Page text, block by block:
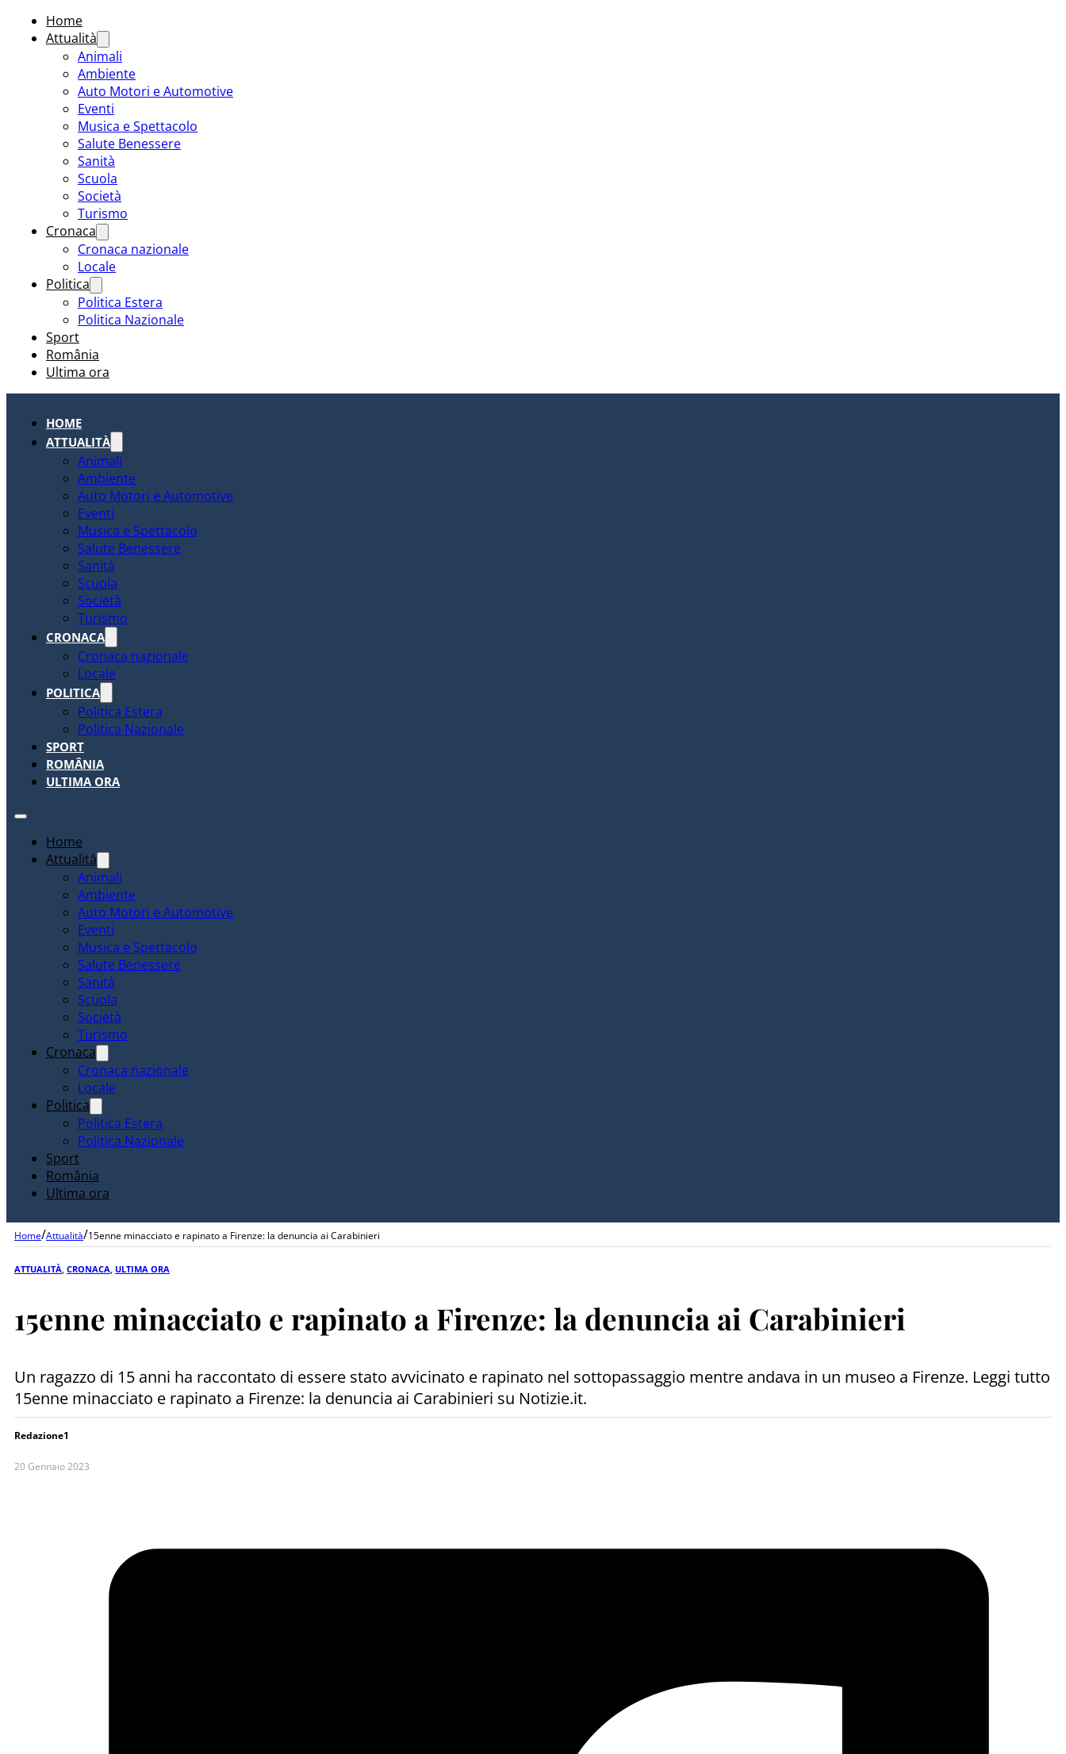
Home
Attualità
Animali
Ambiente
Auto Motori e Automotive
Eventi
Musica e Spettacolo
Salute Benessere
Sanità
Scuola
Società
Turismo
Cronaca
Cronaca nazionale
Locale
Politica
Politica Estera
Politica Nazionale
Sport
România
Ultima ora
HOME
ATTUALITÀ
Animali
Ambiente
Auto Motori e Automotive
Eventi
Musica e Spettacolo
Salute Benessere
Sanità
Scuola
Società
Turismo
CRONACA
Cronaca nazionale
Locale
POLITICA
Politica Estera
Politica Nazionale
SPORT
ROMÂNIA
ULTIMA ORA
Home
Attualità
Animali
Ambiente
Auto Motori e Automotive
Eventi
Musica e Spettacolo
Salute Benessere
Sanità
Scuola
Società
Turismo
Cronaca
Cronaca nazionale
Locale
Politica
Politica Estera
Politica Nazionale
Sport
România
Ultima ora
Home/Attualità/15enne minacciato e rapinato a Firenze: la denuncia ai Carabinieri
ATTUALITÀ CRONACA ULTIMA ORA
15enne minacciato e rapinato a Firenze: la denuncia ai Carabinieri
Un ragazzo di 15 anni ha raccontato di essere stato avvicinato e rapinato nel sottopassaggio mentre andava in un museo a Firenze. Leggi tutto
15enne minacciato e rapinato a Firenze: la denuncia ai Carabinieri su Notizie.it.
Redazione1
20 Gennaio 2023